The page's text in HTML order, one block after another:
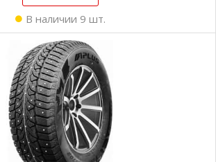
В наличии 9 шт.